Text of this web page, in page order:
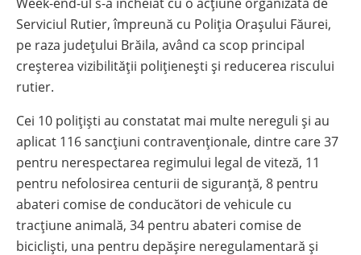
Serviciul Rutier, împreună cu Poliția Orașului Făurei,
pe raza județului Brăila, având ca scop principal
creșterea vizibilității polițienești și reducerea riscului
rutier.
Cei 10 polițiști au constatat mai multe nereguli și au
aplicat 116 sancțiuni contravenționale, dintre care 37
pentru nerespectarea regimului legal de viteză, 11
pentru nefolosirea centurii de siguranță, 8 pentru
abateri comise de conducători de vehicule cu
tracțiune animală, 34 pentru abateri comise de
bicicliști, una pentru depășire neregulamentară și